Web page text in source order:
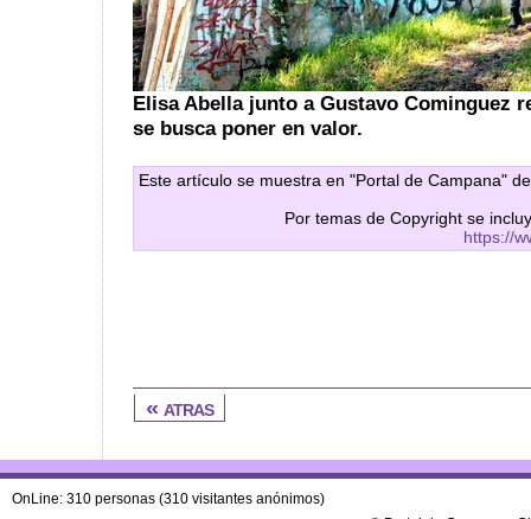
Elisa Abella junto a Gustavo Cominguez
se busca poner en valor.
Este artículo se muestra en "Portal de Campana"
Por temas de Copyright se
https://
« atras
OnLine: 310 personas (310 visitantes anónimos)